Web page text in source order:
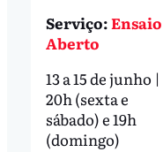
Serviço:Ensaio
Aberto
13 a 15 de junho |
20h (sexta e
sábado) e 19h
(domingo)